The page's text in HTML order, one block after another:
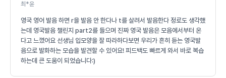
최*윤
영국 영어 발음 하면 r을 발음 안 한다나 t를 살려서 발음한다 정로도 생각했
는데 영국발음 챌린지 part2를 들으며 진짜 영국 발음은 모음에서부터 온
다고 느꼈어요 선생님 입모양을 잘 따라하다보면 우리가 흔히 듣는 영국발
음으로 발화하는 모습을 발견할 수 있어요! 피드백도 빠르게 와서 바로 복습
하는데 큰 도움이 되었습니다:)